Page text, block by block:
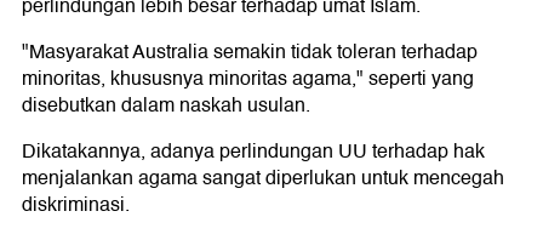
perlindungan lebih besar terhadap umat Islam.
"Masyarakat Australia semakin tidak toleran terhadap
minoritas, khususnya minoritas agama," seperti yang
disebutkan dalam naskah usulan.
Dikatakannya, adanya perlindungan UU terhadap hak
menjalankan agama sangat diperlukan untuk mencegah
diskriminasi.